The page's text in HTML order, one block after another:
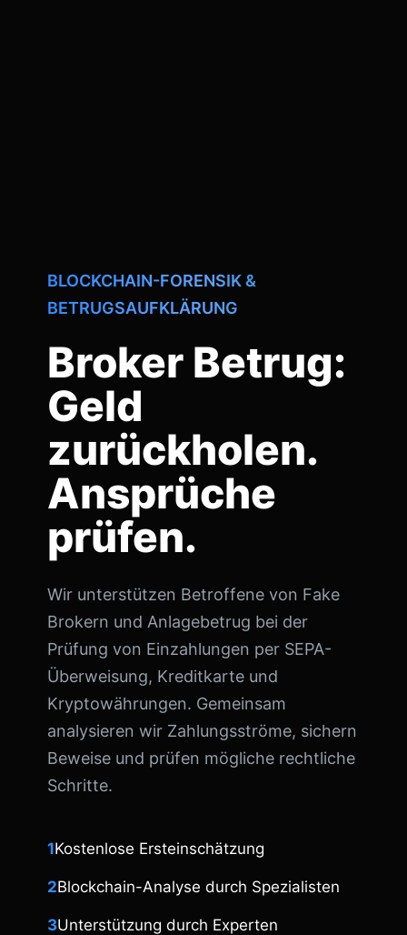
BLOCKCHAIN-FORENSIK &
BETRUGSAUFKLÄRUNG
Broker Betrug:
Geld
zurückholen.
Ansprüche
prüfen.
Wir unterstützen Betroffene von Fake
Brokern und Anlagebetrug bei der
Prüfung von Einzahlungen per SEPA-
Überweisung, Kreditkarte und
Kryptowährungen. Gemeinsam
analysieren wir Zahlungsströme, sichern
Beweise und prüfen mögliche rechtliche
Schritte.
1Kostenlose Ersteinschätzung
2Blockchain-Analyse durch Spezialisten
3Unterstützung durch Experten